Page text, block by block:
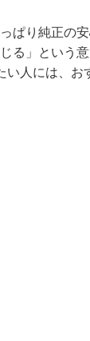
ぱり純正の
る」という
い人には、お